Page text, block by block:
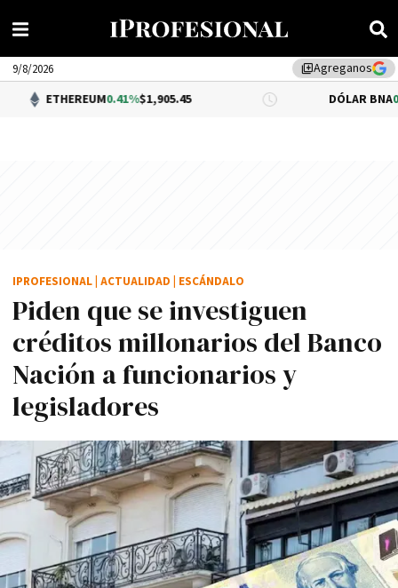
library_addAgreganos
9/8/2026
0.41%$1,905.45 DÓLAR BNA0.34%
Piden que se investiguen
créditos millonarios del Banco
Nación a funcionarios y
legisladores
IPROFESIONAL ACTUALIDAD ESCÁNDALO